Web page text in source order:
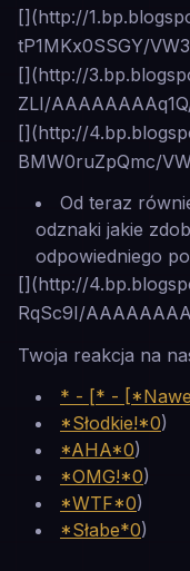
[](http://
tP1MKx0SSGY/
[](http://
ZLI/
[](http://
BMW0ruZpQmc/
Od teraz
odznaki jakie
odpowiedniego
[](http://
RqSc9I/
Twoja reakcja na
* - [* -
*Słodkie!*0)
*AHA*0)
*OMG!*0)
*WTF*0)
*Słabe*0)